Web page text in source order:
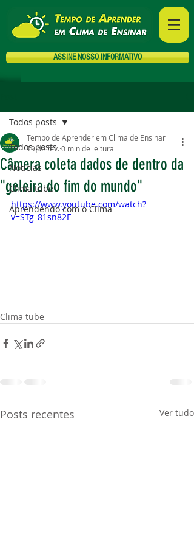
ASSINE NOSSO INFORMATIVO
Todos posts
Notícias
Clima tube
Aprendendo com o Clima
Todos posts
Câmera coleta dados de dentro da
"geleira do fim do mundo"
Tempo de Aprender em Clima de Ensinar
19 de fev. 0 min de leitura
https://www.youtube.com/watch?
v=STg_81sn82E
Clima tube
Posts recentes Ver tudo